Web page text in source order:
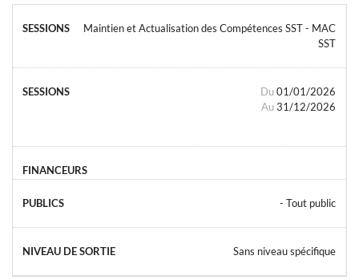
Maintien et Actualisation des Compétences SST - MAC
SST
Du 01/01/2026
Au 31/12/2026
- Tout public
Sans niveau spécifique